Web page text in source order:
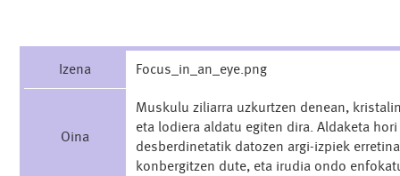
Izena Focus_in_an_eye.png
Oina
Muskulu ziliarra uzkurtzen denean,
eta lodiera aldatu egiten dira. Aldaketa
desberdinetatik datozen argi-izpiek
konbergitzen dute, eta irudia ondo